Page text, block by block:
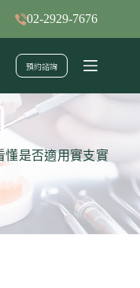
02-2929-7676
預約諮詢
懂是否適用實支實